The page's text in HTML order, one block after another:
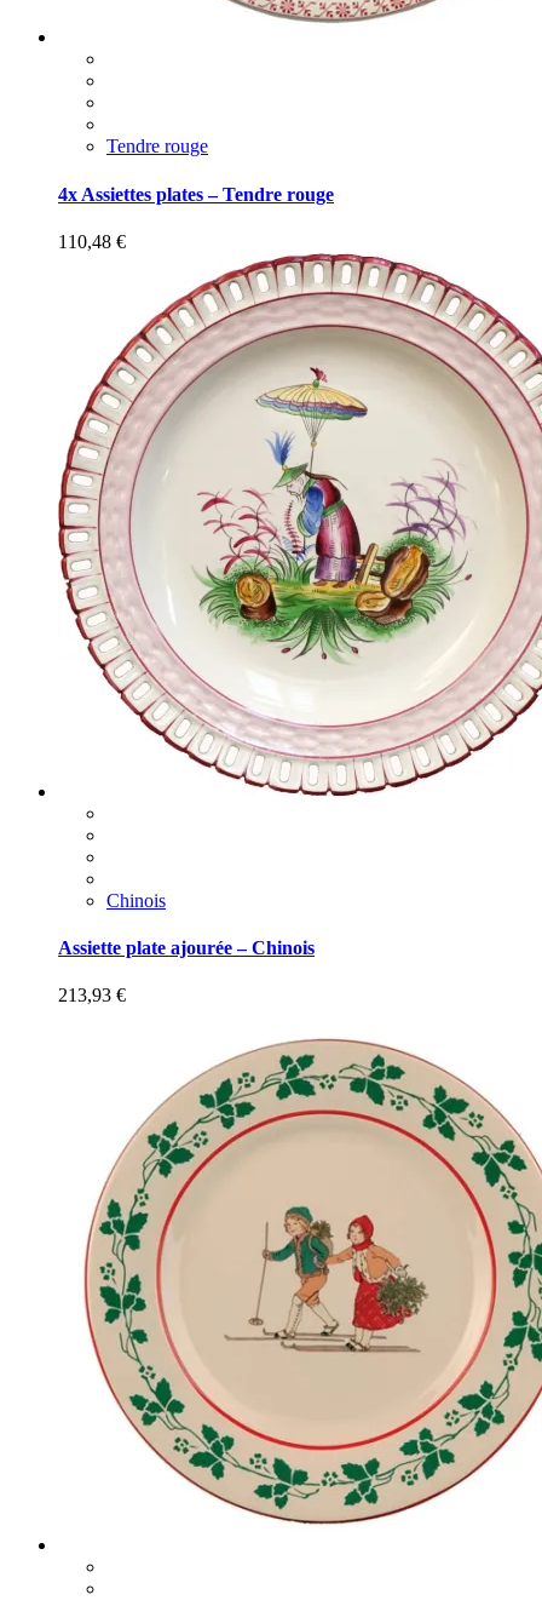
Tendre rouge
4x Assiettes plates – Tendre rouge
110,48 €
Chinois
Assiette plate ajourée – Chinois
213,93 €